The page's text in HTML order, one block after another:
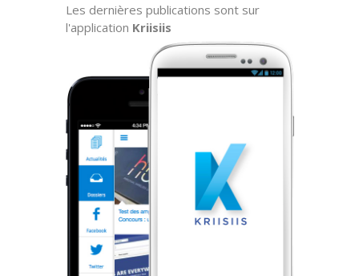
Les dernières publications sont sur
l'application Kriisiis